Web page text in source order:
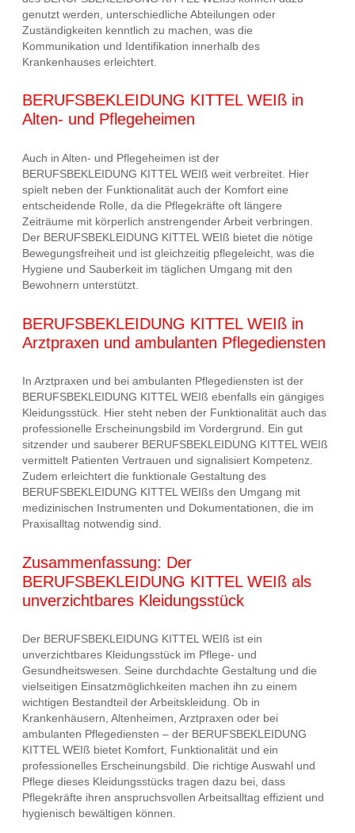
genutzt werden, unterschiedliche Abteilungen oder
Zuständigkeiten kenntlich zu machen, was die
Kommunikation und Identifikation innerhalb des
Krankenhauses erleichtert.
BERUFSBEKLEIDUNG KITTEL WEIß in
Alten- und Pflegeheimen
Auch in Alten- und Pflegeheimen ist der
BERUFSBEKLEIDUNG KITTEL WEIß weit verbreitet. Hier
spielt neben der Funktionalität auch der Komfort eine
entscheidende Rolle, da die Pflegekräfte oft längere
Zeiträume mit körperlich anstrengender Arbeit verbringen.
Der BERUFSBEKLEIDUNG KITTEL WEIß bietet die nötige
Bewegungsfreiheit und ist gleichzeitig pflegeleicht, was die
Hygiene und Sauberkeit im täglichen Umgang mit den
Bewohnern unterstützt.
BERUFSBEKLEIDUNG KITTEL WEIß in
Arztpraxen und ambulanten Pflegediensten
In Arztpraxen und bei ambulanten Pflegediensten ist der
BERUFSBEKLEIDUNG KITTEL WEIß ebenfalls ein gängiges
Kleidungsstück. Hier steht neben der Funktionalität auch das
professionelle Erscheinungsbild im Vordergrund. Ein gut
sitzender und sauberer BERUFSBEKLEIDUNG KITTEL WEIß
vermittelt Patienten Vertrauen und signalisiert Kompetenz.
Zudem erleichtert die funktionale Gestaltung des
BERUFSBEKLEIDUNG KITTEL WEIßs den Umgang mit
medizinischen Instrumenten und Dokumentationen, die im
Praxisalltag notwendig sind.
Zusammenfassung: Der
BERUFSBEKLEIDUNG KITTEL WEIß als
unverzichtbares Kleidungsstück
Der BERUFSBEKLEIDUNG KITTEL WEIß ist ein
unverzichtbares Kleidungsstück im Pflege- und
Gesundheitswesen. Seine durchdachte Gestaltung und die
vielseitigen Einsatzmöglichkeiten machen ihn zu einem
wichtigen Bestandteil der Arbeitskleidung. Ob in
Krankenhäusern, Altenheimen, Arztpraxen oder bei
ambulanten Pflegediensten – der BERUFSBEKLEIDUNG
KITTEL WEIß bietet Komfort, Funktionalität und ein
professionelles Erscheinungsbild. Die richtige Auswahl und
Pflege dieses Kleidungsstücks tragen dazu bei, dass
Pflegekräfte ihren anspruchsvollen Arbeitsalltag effizient und
hygienisch bewältigen können.